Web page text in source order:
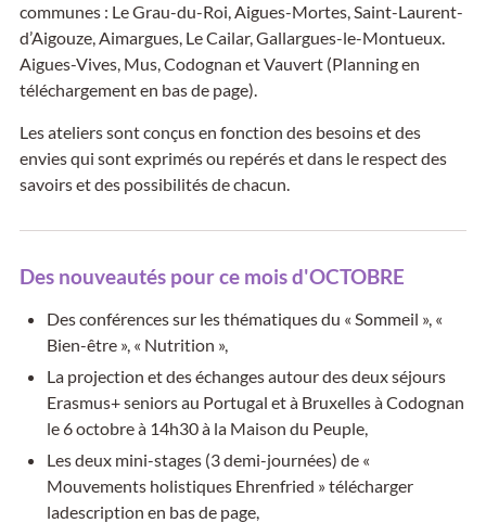
communes : Le Grau-du-Roi, Aigues-Mortes, Saint-Laurent-
d’Aigouze, Aimargues, Le Cailar, Gallargues-le-Montueux.
Aigues-Vives, Mus, Codognan et Vauvert (Planning en
téléchargement en bas de page).
Les ateliers sont conçus en fonction des besoins et des
envies qui sont exprimés ou repérés et dans le respect des
savoirs et des possibilités de chacun.
Des nouveautés pour ce mois d'OCTOBRE
Des conférences sur les thématiques du « Sommeil », «
Bien-être », « Nutrition »,
La projection et des échanges autour des deux séjours
Erasmus+ seniors au Portugal et à Bruxelles à Codognan
le 6 octobre à 14h30 à la Maison du Peuple,
Les deux mini-stages (3 demi-journées) de «
Mouvements holistiques Ehrenfried » télécharger
ladescription en bas de page,